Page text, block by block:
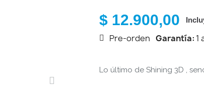
$ 12.900,00
Pre-orden Garantía: 1
Lo último de Shining 3D ,